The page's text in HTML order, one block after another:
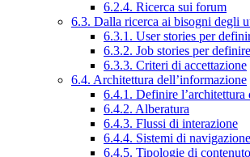
6.2.4. Ricerca sui forum
6.3. Dalla ricerca ai bisogni degli
6.3.1. User stories per
6.3.2. Job stories per
6.3.3. Criteri di accettazione
6.4. Architettura dell’informazione
6.4.1. Definire l’architettura
6.4.2. Alberatura
6.4.3. Flussi di interazione
6.4.4. Sistemi di navigazione
6.4.5. Tipologie di